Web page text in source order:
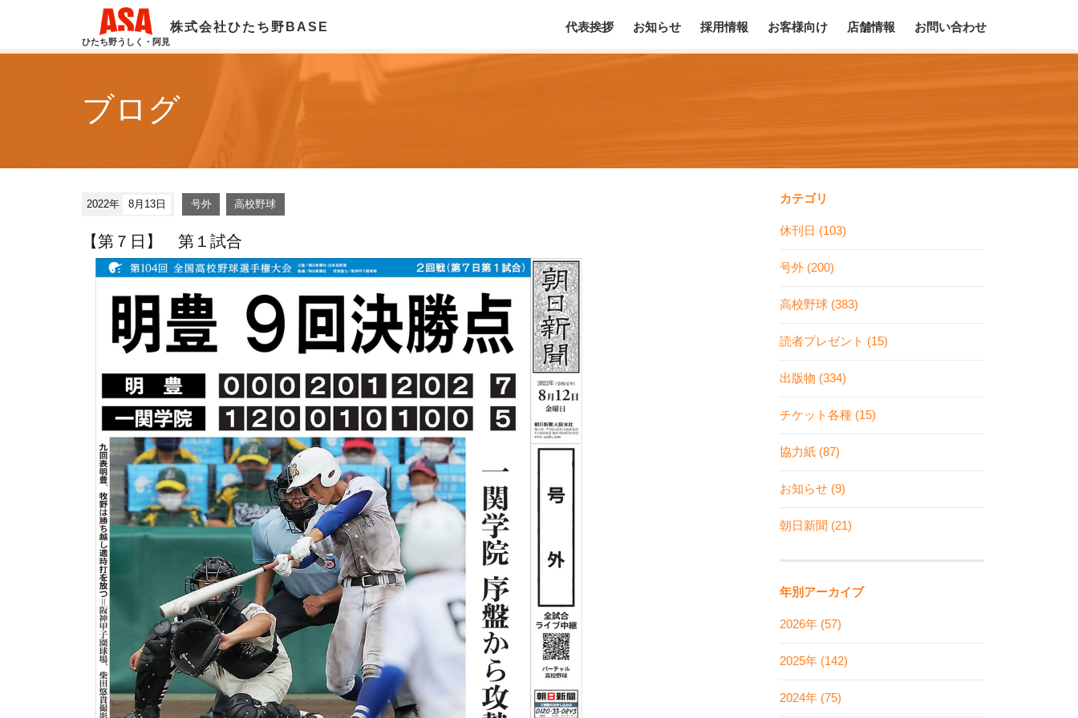
ひたち野うしく・阿見
株式会社ひたち野BASE 代表挨拶 お知らせ 採用情報 お客様向け 店舗情報 お問い合わせ
ブログ
2022年 8月13日 号外 高校野球
【第７日】 第１試合
カテゴリ
休刊日 (103)
号外 (200)
高校野球 (383)
読者プレゼント (15)
出版物 (334)
チケット各種 (15)
協力紙 (87)
お知らせ (9)
朝日新聞 (21)
年別アーカイブ
2026年 (57)
2025年 (142)
2024年 (75)